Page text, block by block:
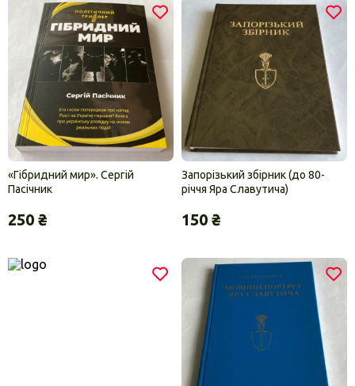
«Гібридний мир». Сергій
Пасічник
250 ₴
Запорізький збірник (до 80-
річчя Яра Славутича)
150 ₴